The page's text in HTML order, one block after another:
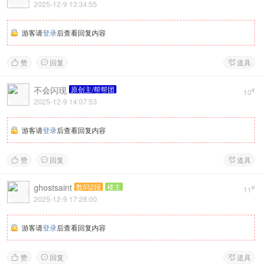
2025-12-9 13:34:55
游客请登录后查看回复内容
 赞  回复  道具
10#
不会闪现 原创主/帮帮团
2025-12-9 14:07:53
游客请登录后查看回复内容
 赞  回复  道具
11 #
ghostsaint 数码2段 楼主
2025-12-9 17:28:00
游客请登录后查看回复内容
 赞  回复  道具